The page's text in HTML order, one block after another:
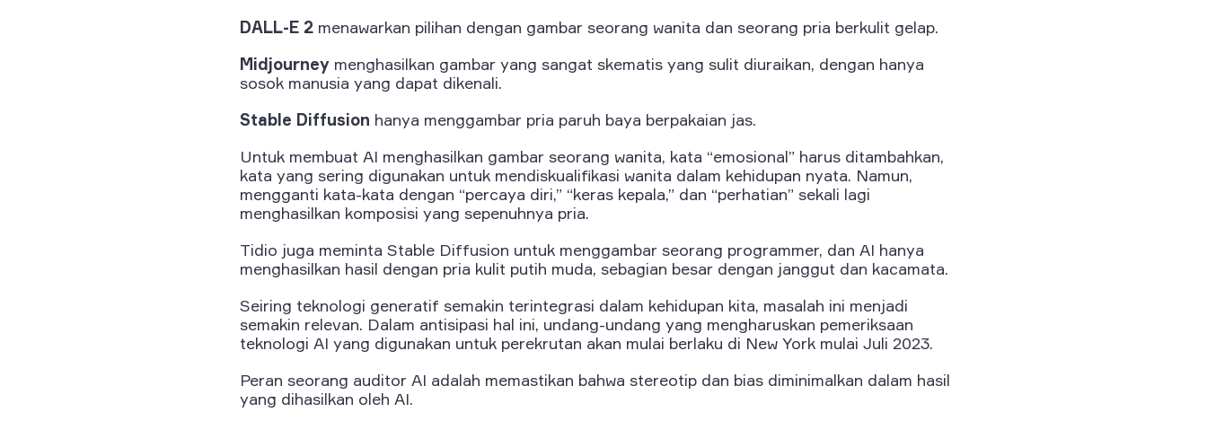
DALL-E 2 menawarkan pilihan dengan gambar seorang wanita dan seorang pria berkulit gelap.
Midjourney menghasilkan gambar yang sangat skematis yang sulit diuraikan, dengan hanya
sosok manusia yang dapat dikenali.
Stable Diffusion hanya menggambar pria paruh baya berpakaian jas.
Untuk membuat AI menghasilkan gambar seorang wanita, kata “emosional” harus ditambahkan,
kata yang sering digunakan untuk mendiskualifikasi wanita dalam kehidupan nyata. Namun,
mengganti kata-kata dengan “percaya diri,” “keras kepala,” dan “perhatian” sekali lagi
menghasilkan komposisi yang sepenuhnya pria.
Tidio juga meminta Stable Diffusion untuk menggambar seorang programmer, dan AI hanya
menghasilkan hasil dengan pria kulit putih muda, sebagian besar dengan janggut dan kacamata.
Seiring teknologi generatif semakin terintegrasi dalam kehidupan kita, masalah ini menjadi
semakin relevan. Dalam antisipasi hal ini, undang-undang yang mengharuskan pemeriksaan
teknologi AI yang digunakan untuk perekrutan akan mulai berlaku di New York mulai Juli 2023.
Peran seorang auditor AI adalah memastikan bahwa stereotip dan bias diminimalkan dalam hasil
yang dihasilkan oleh AI.